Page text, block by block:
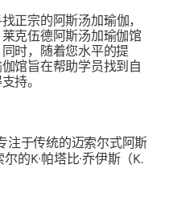
正宗的阿斯汤加瑜伽，
克伍德阿斯汤加瑜伽馆
时，随着您水平的提
馆旨在帮助学员找到自
持。
注于传统的迈索尔式阿斯
的K·帕塔比·乔伊斯（K.